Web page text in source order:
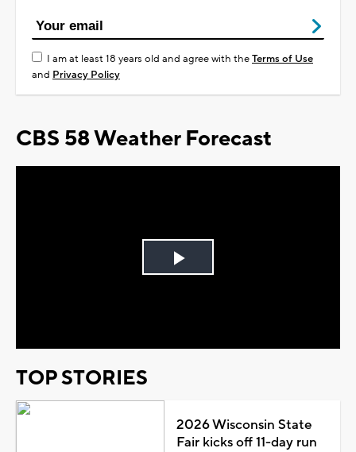
I am at least 18 years old and agree with theTerms of Use
and Privacy Policy
CBS 58 Weather Forecast
Play
TOP STORIES
2026 Wisconsin State
Fair kicks off 11-day run